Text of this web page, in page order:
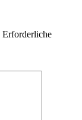
Erforderliche